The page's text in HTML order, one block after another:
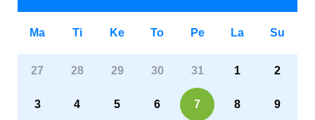
Ma Ti Ke To Pe La Su
27 28 29 30 31 1 2
3 4 5 6 7 8 9